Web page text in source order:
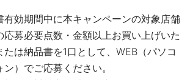
有効期間中に本キャンペーンの対象店舗
応募必要点数・金額以上お買い上げいた
は納品書を1口として、WEB（パソコ
）でご応募ください。